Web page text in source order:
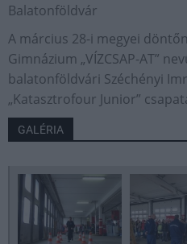
Balatonföldvár
A március 28-i megyei
Gimnázium „VÍZCSAP-AT”
balatonföldvári Széchényi
„Katasztrofour Junior”
GALÉRIA